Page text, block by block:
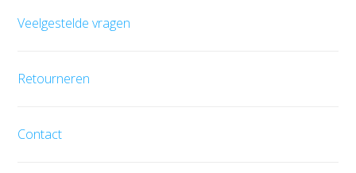
Veelgestelde vragen
Retourneren
Contact